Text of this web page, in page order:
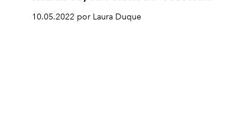
10.05.2022 por Laura Duque